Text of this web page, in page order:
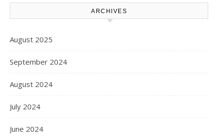
ARCHIVES
August 2025
September 2024
August 2024
July 2024
June 2024